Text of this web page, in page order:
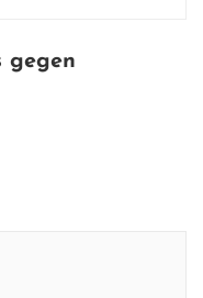
gegen